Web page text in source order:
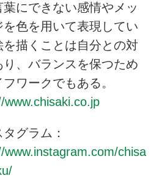
葉にできない感情やメッ
を色を用いて表現してい
を描くことは自分との対
り、バランスを保つため
ワークでもある。
www.chisaki.co.jp
グラム：
www.instagram.com/chisa